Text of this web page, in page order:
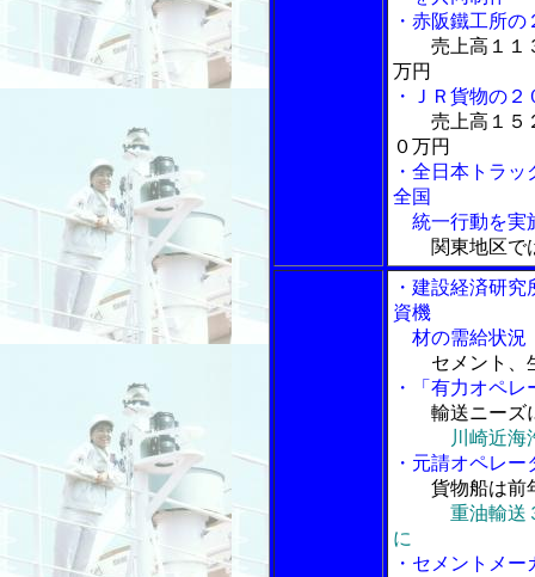
・赤阪鐵工所
売上高１１
万円
・ＪＲ貨物の
売上高１５
０万円
・全日本トラ
全国
統一行動を実
関東地区で
・建設経済研
資機
材の需給状況
セメント、
・「有力オペ
輸送ニーズ
川崎近
・元請オペレ
貨物船は前
重油輸送
に
・セメントメ